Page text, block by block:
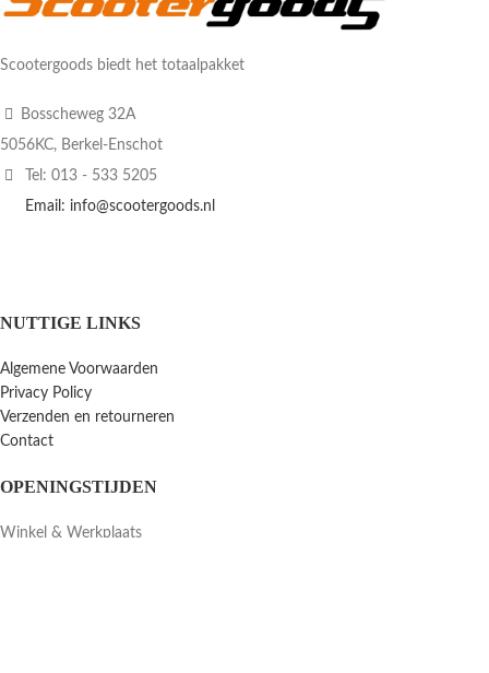
Scootergoods biedt het totaalpakket
Bosscheweg 32A
5056KC, Berkel-Enschot
Tel: 013 - 533 5205
Email: info@scootergoods.nl
NUTTIGE LINKS
Algemene Voorwaarden
Privacy Policy
Verzenden en retourneren
Contact
OPENINGSTIJDEN
Winkel & Werkplaats